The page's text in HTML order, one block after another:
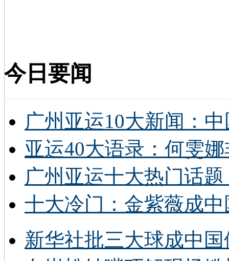
今日要闻
广州亚运10大新闻：
亚运40大语录：何雯
广州亚运十大热门话
十大冷门：金紫薇成
新华社批三大球成中